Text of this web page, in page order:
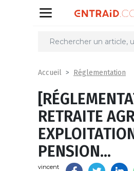
Partager
Accueil Réglementation
RETRAITE
PENSION…
vincent